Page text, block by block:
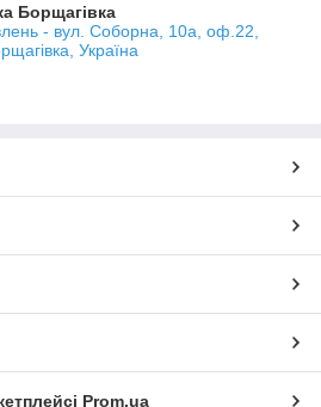
Борщагівка
- вул. Соборна, 10а, оф.22,
Україна
Prom.ua